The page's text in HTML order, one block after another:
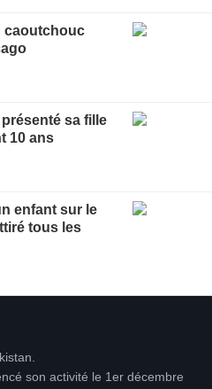
caoutchouc
sa fille
10 ans
enfant sur le
tous les
son activité le 1er décembre